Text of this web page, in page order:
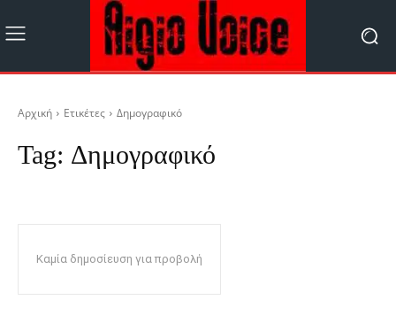
Αρχική Ετικέτες Δημογραφικό
Tag: Δημογραφικό
Καμία δημοσίευση για προβολή